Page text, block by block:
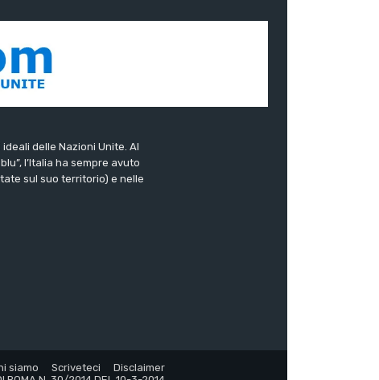
delle Nazioni Unite. Al
l’Italia ha sempre avuto
sul suo territorio) e nelle
siamo Scriveteci
Disclaimer